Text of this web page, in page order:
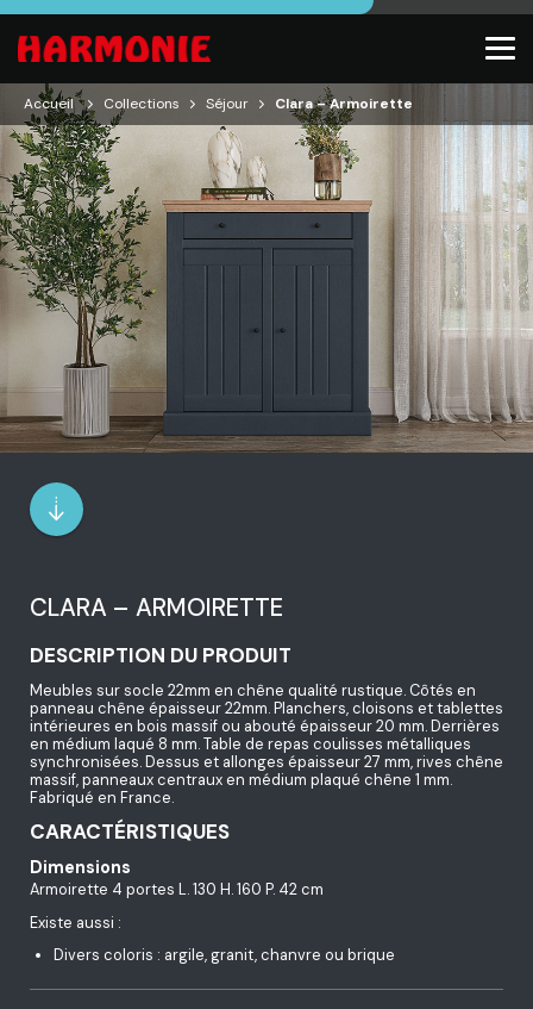
Accueil Collections Séjour Clara – Armoirette
CLARA – ARMOIRETTE
DESCRIPTION DU PRODUIT
Meubles sur socle 22mm en chêne qualité rustique. Côtés en
panneau chêne épaisseur 22mm. Planchers, cloisons et tablettes
intérieures en bois massif ou abouté épaisseur 20 mm. Derrières
en médium laqué 8 mm. Table de repas coulisses métalliques
synchronisées. Dessus et allonges épaisseur 27 mm, rives chêne
massif, panneaux centraux en médium plaqué chêne 1 mm.
Fabriqué en France.
CARACTÉRISTIQUES
Dimensions
Armoirette 4 portes L. 130 H. 160 P. 42 cm
Existe aussi :
Divers coloris : argile, granit, chanvre ou brique